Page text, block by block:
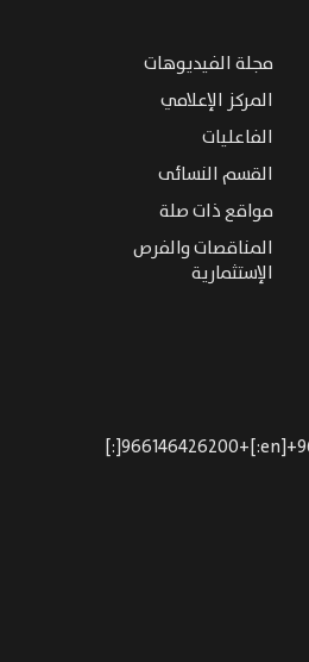
مجلة الفيديوهات
المركز الإعلامي
الفاعليات
القسم النسائى
مواقع ذات صلة
المناقصات والفرص
الإستثمارية